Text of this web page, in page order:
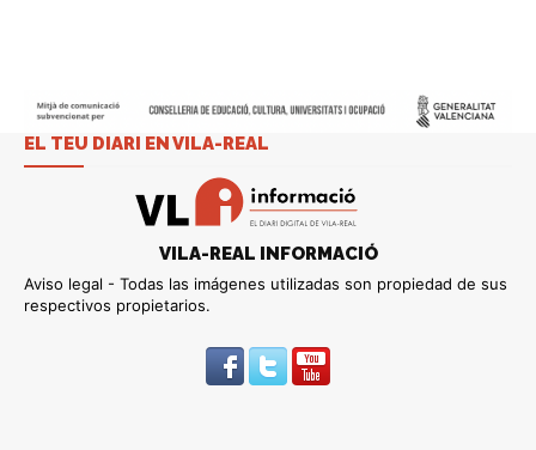
EL TEU DIARI EN VILA-REAL
VILA-REAL INFORMACIÓ
Aviso legal - Todas las imágenes utilizadas son propiedad de sus
respectivos propietarios.